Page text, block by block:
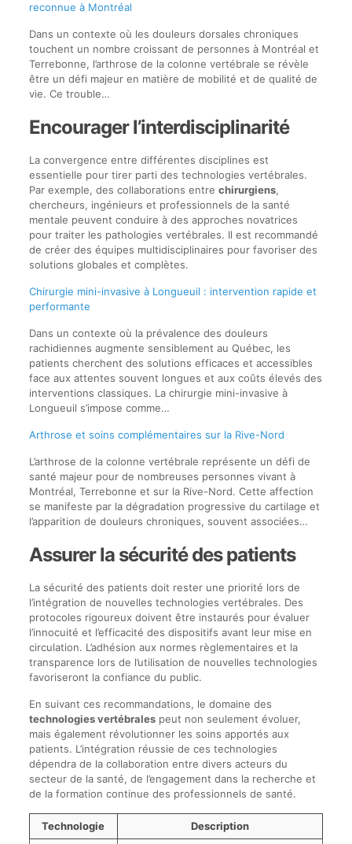
reconnue à Montréal
Dans un contexte où les douleurs dorsales chroniques
touchent un nombre croissant de personnes à Montréal et
Terrebonne, l’arthrose de la colonne vertébrale se révèle
être un défi majeur en matière de mobilité et de qualité de
vie. Ce trouble…
Encourager l’interdisciplinarité
La convergence entre différentes disciplines est
essentielle pour tirer parti des technologies vertébrales.
Par exemple, des collaborations entre chirurgiens,
chercheurs, ingénieurs et professionnels de la santé
mentale peuvent conduire à des approches novatrices
pour traiter les pathologies vertébrales. Il est recommandé
de créer des équipes multidisciplinaires pour favoriser des
solutions globales et complètes.
Chirurgie mini-invasive à Longueuil : intervention rapide et
performante
Dans un contexte où la prévalence des douleurs
rachidiennes augmente sensiblement au Québec, les
patients cherchent des solutions efficaces et accessibles
face aux attentes souvent longues et aux coûts élevés des
interventions classiques. La chirurgie mini-invasive à
Longueuil s’impose comme…
Arthrose et soins complémentaires sur la Rive-Nord
L’arthrose de la colonne vertébrale représente un défi de
santé majeur pour de nombreuses personnes vivant à
Montréal, Terrebonne et sur la Rive-Nord. Cette affection
se manifeste par la dégradation progressive du cartilage et
l’apparition de douleurs chroniques, souvent associées…
Assurer la sécurité des patients
La sécurité des patients doit rester une priorité lors de
l’intégration de nouvelles technologies vertébrales. Des
protocoles rigoureux doivent être instaurés pour évaluer
l’innocuité et l’efficacité des dispositifs avant leur mise en
circulation. L’adhésion aux normes règlementaires et la
transparence lors de l’utilisation de nouvelles technologies
favoriseront la confiance du public.
En suivant ces recommandations, le domaine des
technologies vertébralespeut non seulement évoluer,
mais également révolutionner les soins apportés aux
patients. L’intégration réussie de ces technologies
dépendra de la collaboration entre divers acteurs du
secteur de la santé, de l’engagement dans la recherche et
de la formation continue des professionnels de santé.
Technologie Description